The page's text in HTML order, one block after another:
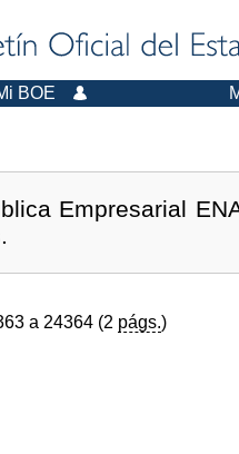
BOE
Empresarial
a 24364 (2 págs.)